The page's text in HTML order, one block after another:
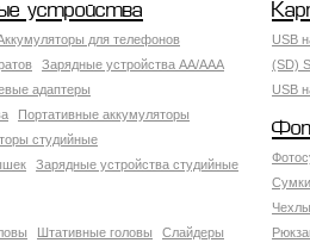
устройства
для телефонов
Зарядные устройства AA/AAA
адаптеры
Портативные аккумуляторы
студийные
Зарядные устройства студийные
USB
(SD)
USB
Штативные головы
Слайдеры